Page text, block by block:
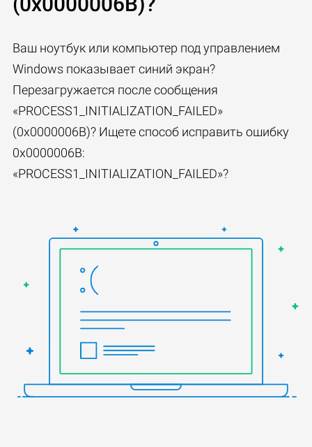
Ваш ноутбук или компьютер под управлением
Windows показывает синий экран?
Перезагружается после сообщения
«PROCESS1_INITIALIZATION_FAILED»
(0x0000006B)? Ищете способ исправить ошибку
0x0000006B:
«PROCESS1_INITIALIZATION_FAILED»?